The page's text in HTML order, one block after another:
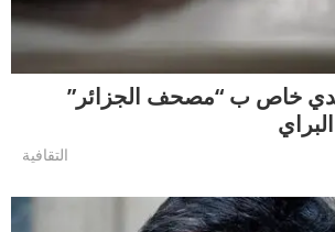
خاص ب “مصحف الجزائر”
التقافية